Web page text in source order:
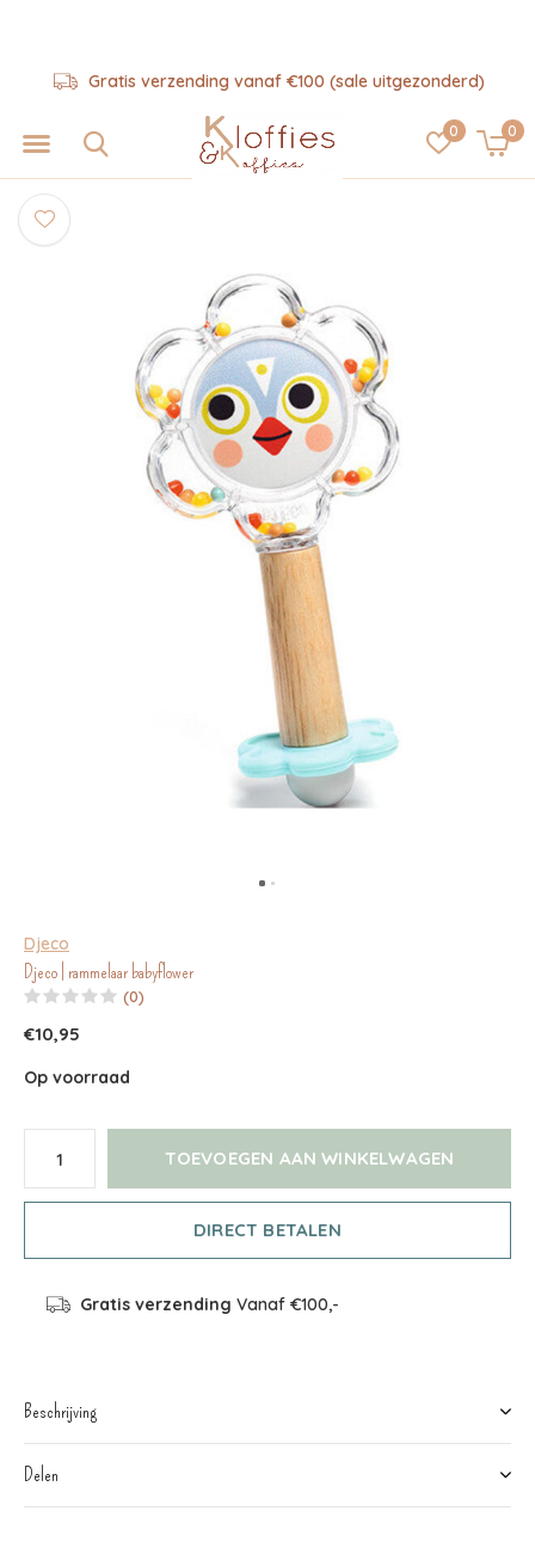
0 0
Gratis verzending vanaf €100 (sale uitgezonderd)
Djeco
Djeco | rammelaar babyflower
(0)
€10,95
Op voorraad
TOEVOEGEN AAN WINKELWAGEN
DIRECT BETALEN
Gratis verzending Vanaf €100,-
Beschrijving
Delen